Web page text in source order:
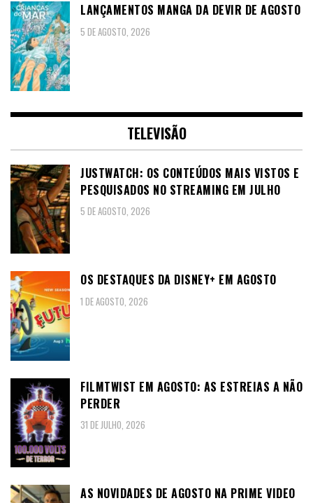
LANÇAMENTOS MANGA DA DEVIR DE AGOSTO
5 DE AGOSTO, 2026
TELEVISÃO
JUSTWATCH: OS CONTEÚDOS MAIS VISTOS E
PESQUISADOS NO STREAMING EM JULHO
5 DE AGOSTO, 2026
OS DESTAQUES DA DISNEY+ EM AGOSTO
1 DE AGOSTO, 2026
FILMTWIST EM AGOSTO: AS ESTREIAS A NÃO
PERDER
31 DE JULHO, 2026
AS NOVIDADES DE AGOSTO NA PRIME VIDEO